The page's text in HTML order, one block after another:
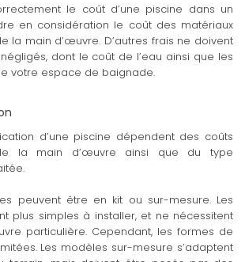
le coût d’une piscine dans un
en considération le coût des matériaux
la main d’œuvre. D’autres frais ne doivent
dont le coût de l’eau ainsi que les
votre espace de baignade.
d’une piscine dépendent des coûts
la main d’œuvre ainsi que du type
peuvent être en kit ou sur-mesure. Les
plus simples à installer, et ne nécessitent
particulière. Cependant, les formes de
Les modèles sur-mesure s’adaptent